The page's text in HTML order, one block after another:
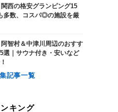
16,590〜 16,590〜
関西の格安グランピング15
多数、コスパ◎の施設を厳
阿智村＆中津川周辺のおすす
選｜サウナ付き・安いなど
記事一覧
キング